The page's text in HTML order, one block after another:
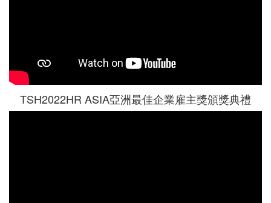
TSH2022HR ASIA亞洲最佳企業雇主獎頒獎典禮